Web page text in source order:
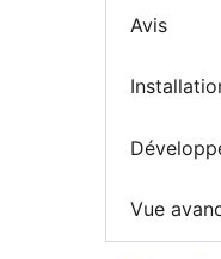
Avis
Vue